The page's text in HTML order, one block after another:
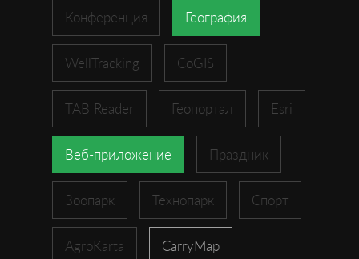
Конференция География
WellTracking CoGIS
TAB Reader Геопортал Esri
Веб-приложение Праздник
Зоопарк Технопарк Спорт
AgroKarta CarryMap